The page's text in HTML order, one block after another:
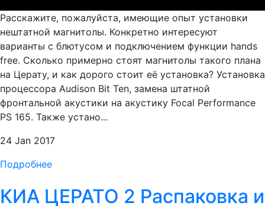
Расскажите, пожалуйста, имеющие опыт установки
нештатной магнитолы. Конкретно интересуют
варианты с блютусом и подключением функции hands
free. Сколько примерно стоят магнитолы такого плана
на Церату, и как дорого стоит её установка? Установка
процессора Audison Bit Ten, замена штатной
фронтальной акустики на акустику Focal Performance
PS 165. Также устано...
24 Jan 2017
Подробнее
КИА ЦЕРАТО 2 Распаковка и